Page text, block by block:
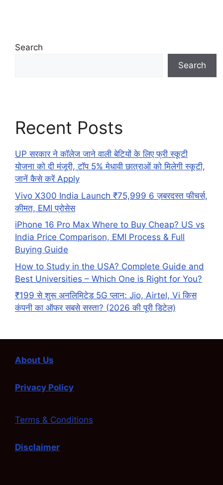
Search
Search
Recent Posts
UP सरकार ने कॉलेज जाने वाली बेटियों के लिए फ्री स्कूटी
योजना को दी मंजूरी, टॉप 5% मेधावी छात्राओं को मिलेगी स्कूटी,
जानें कैसे करें Apply
Vivo X300 India Launch ₹75,999 6 ज़बरदस्त फीचर्स,
कीमत, EMI प्रोसेस
iPhone 16 Pro Max Where to Buy Cheap? US vs
India Price Comparison, EMI Process & Full
Buying Guide
How to Study in the USA? Complete Guide and
Best Universities – Which One is Right for You?
₹199 से शुरू अनलिमिटेड 5G प्लान: Jio, Airtel, Vi किस
कंपनी का ऑफर सबसे सस्ता? (2026 की पूरी डिटेल)
About Us
Privacy Policy
Terms & Conditions
Disclaimer